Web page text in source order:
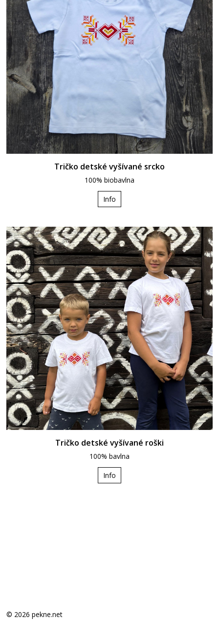
Tričko detské vyšívané srcko
100% biobavlna
Info
Tričko detské vyšívané roški
100% bavlna
Info
© 2026 pekne.net